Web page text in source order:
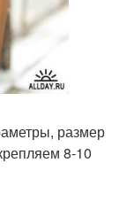
размер
8-10